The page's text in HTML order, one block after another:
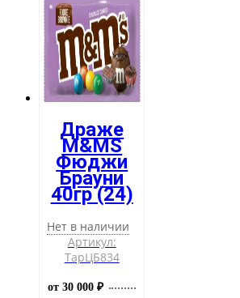
Драже
M&MS
Фюджи
Брауни
40гр (24)
Нет в наличии
Артикул:
ТарЦБ834
от 30 000 ₽